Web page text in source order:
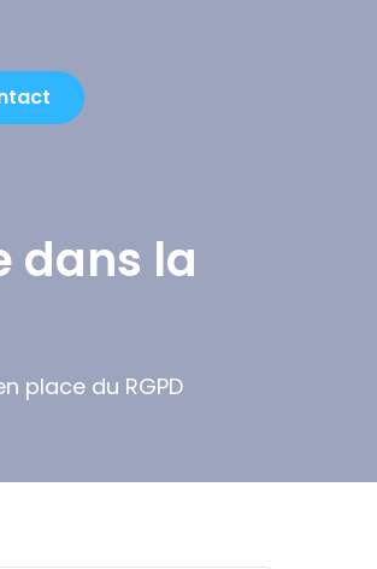
dans la
place du RGPD